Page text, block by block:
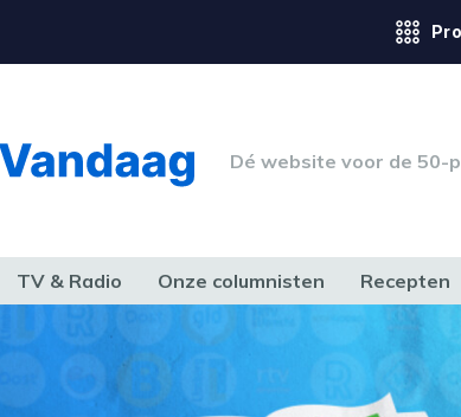
Dé website voor de 50-
TV & Radio Onze columnisten Recepten